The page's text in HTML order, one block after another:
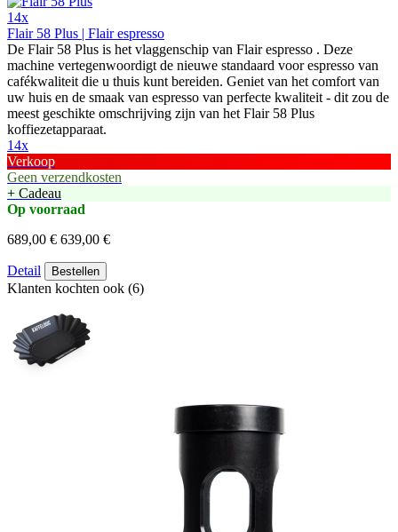
14x
Flair 58 Plus | Flair espresso
De Flair 58 Plus is het vlaggenschip van Flair espresso . Deze
machine vertegenwoordigt de nieuwe standaard voor espresso van
cafékwaliteit die u thuis kunt bereiden. Geniet van het comfort van
uw huis en de smaak van espresso van perfecte kwaliteit - dit zou de
meest geschikte omschrijving zijn van het Flair 58 Plus
koffiezetapparaat.
14x
Verkoop
Geen verzendkosten
+ Cadeau
Op voorraad
689,00 € 639,00 €
Detail Bestellen
Klanten kochten ook (6)